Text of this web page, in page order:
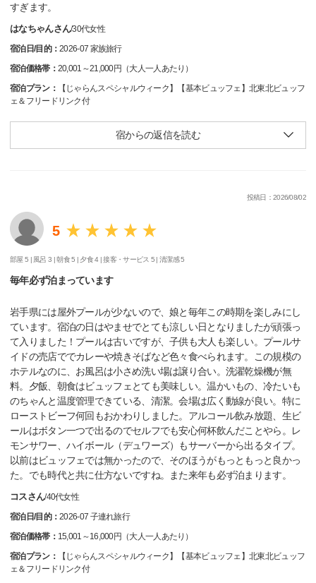
すぎます。
はなちゃんさん/30代女性
宿泊日/目的：2026-07 家族旅行
宿泊価格帯： 20,001～21,000円（大人一人あたり）
宿泊プラン：
【じゃらんスペシャルウィーク】【基本ビュッフェ】北東北ビュッフ
ェ＆フリードリンク付
宿からの返信を読む
投稿日：2026/08/02
5
部屋 5 | 風呂 3 |朝食 5 | 夕食 4 |接客・サービス 5 |清潔感 5
毎年必ず泊まっています
岩手県には屋外プールが少ないので、娘と毎年この時期を楽しみにし
ています。宿泊の日はやませでとても涼しい日となりましたが頑張っ
て入りました！プールは古いですが、子供も大人も楽しい。プールサ
イドの売店ででカレーや焼きそばなど色々食べられます。この規模の
ホテルなのに、お風呂は小さめ洗い場は譲り合い。洗濯乾燥機が無
料。夕飯、朝食はビュッフェとても美味しい。温かいもの、冷たいも
のちゃんと温度管理できている、清潔。会場は広く動線が良い。特に
ローストビーフ何回もおかわりしました。アルコール飲み放題、生ビ
ールはボタン一つで出るのでセルフでも安心何杯飲んだことやら。レ
モンサワー、ハイボール（デュワーズ）もサーバーから出るタイプ。
以前はビュッフェでは無かったので、そのほうがもっともっと良かっ
た。でも時代と共に仕方ないですね。また来年も必ず泊まります。
コスさん/40代女性
宿泊日/目的：2026-07 子連れ旅行
宿泊価格帯： 15,001～16,000円（大人一人あたり）
宿泊プラン：
【じゃらんスペシャルウィーク】【基本ビュッフェ】北東北ビュッフ
ェ＆フリードリンク付